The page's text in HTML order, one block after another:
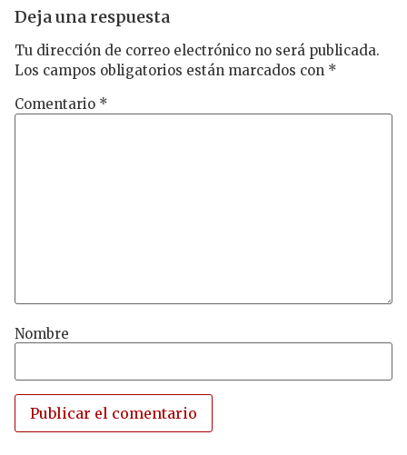
Deja una respuesta
Tu dirección de correo electrónico no será publicada.
Los campos obligatorios están marcados con *
Comentario *
Nombre